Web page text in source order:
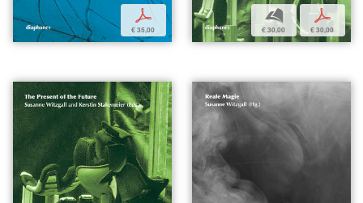
p
€ 35,00
b
€ 30,00
p
€ 30,00